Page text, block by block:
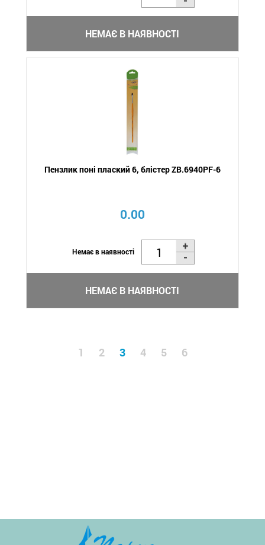
НЕМАЄ В НАЯВНОСТІ
Пензлик поні плаский 6, блістер ZB.6940PF-6
0.00
Немає в наявності
НЕМАЄ В НАЯВНОСТІ
1 2 3 4 5 6